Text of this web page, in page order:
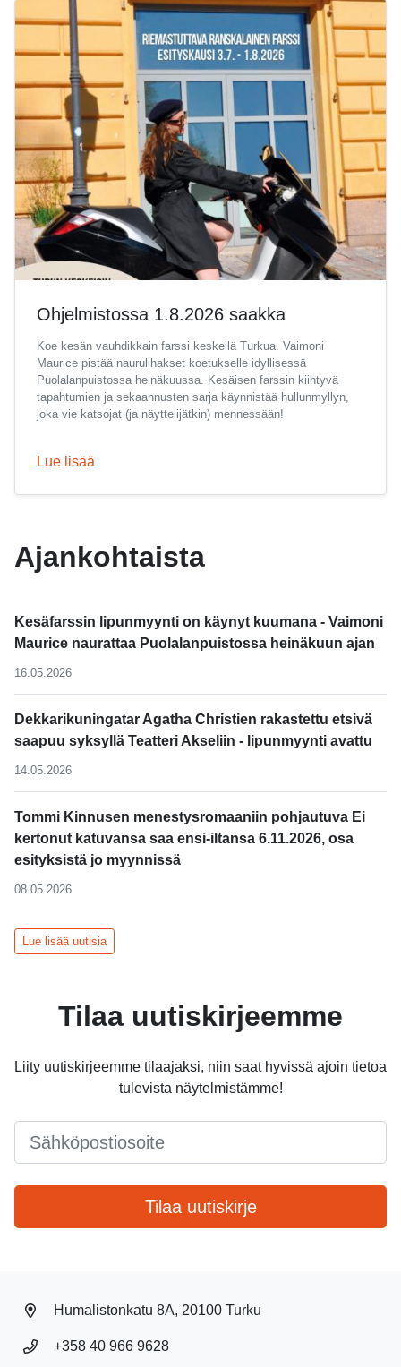
Ajankohtaista
Kesäfarssin lipunmyynti on käynyt kuumana - Vaimoni
Maurice naurattaa Puolalanpuistossa heinäkuun ajan
16.05.2026
Dekkarikuningatar Agatha Christien rakastettu etsivä
saapuu syksyllä Teatteri Akseliin - lipunmyynti avattu
14.05.2026
Tommi Kinnusen menestysromaaniin pohjautuva Ei
kertonut katuvansa saa ensi-iltansa 6.11.2026, osa
esityksistä jo myynnissä
08.05.2026
Lue lisää uutisia
Ohjelmistossa 1.8.2026 saakka
Koe kesän vauhdikkain farssi keskellä Turkua. Vaimoni
Maurice pistää naurulihakset koetukselle idyllisessä
Puolalanpuistossa heinäkuussa. Kesäisen farssin kiihtyvä
tapahtumien ja sekaannusten sarja käynnistää hullunmyllyn,
joka vie katsojat (ja näyttelijätkin) mennessään!
Lue lisää
Tilaa uutiskirjeemme
Liity uutiskirjeemme tilaajaksi, niin saat hyvissä ajoin tietoa
tulevista näytelmistämme!
Tilaa uutiskirje
Humalistonkatu 8A, 20100 Turku
+358 40 966 9628